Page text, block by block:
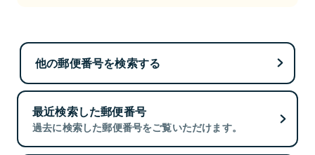
他の郵便番号を検索する
最近検索した郵便番号
過去に検索した郵便番号をご覧いただけます。